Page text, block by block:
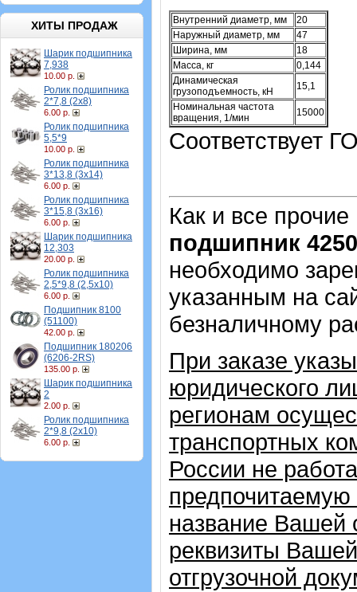
ХИТЫ ПРОДАЖ
Шарик подшипника
7,938
10.00 р.
Ролик подшипника
2*7,8 (2х8)
6.00 р.
Ролик подшипника
5,5*9
10.00 р.
Ролик подшипника
3*13,8 (3х14)
6.00 р.
Ролик подшипника
3*15,8 (3х16)
6.00 р.
Шарик подшипника
12,303
20.00 р.
Ролик подшипника
2,5*9,8 (2,5х10)
6.00 р.
Подшипник 8100
(51100)
42.00 р.
Подшипник 180206
(6206-2RS)
135.00 р.
Шарик подшипника
2
2.00 р.
Ролик подшипника
2*9,8 (2х10)
6.00 р.
Внутренний диаметр, мм
20
Наружный диаметр, мм
47
Ширина, мм
18
Масса, кг
0,144
Динамическая
грузоподъемность, кН
15,1
Номинальная частота
вращения, 1/мин
15000
Соответствует
Как и все
подшипник
необходимо
указанным на
безналичному
При заказе
юридического
регионам
транспортных
России не
название Вашей
реквизиты
отгрузочной